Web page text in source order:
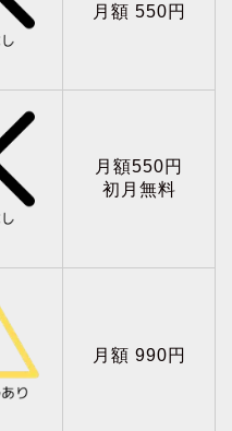
月額 550円
月額550円
初月無料
月額 990円